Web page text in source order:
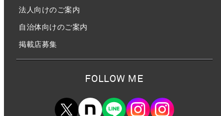
法人向けのご案内
自治体向けのご案内
掲載店募集
FOLLOW ME